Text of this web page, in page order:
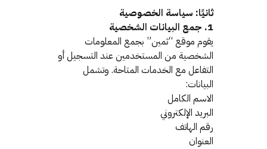
ثانيًا: سياسة الخصوصية
1. جمع البيانات الشخصية
يقوم موقع “ثمين” بجمع المعلومات
الشخصية من المستخدمين عند التسجيل أو
التفاعل مع الخدمات المتاحة. وتشمل
البيانات:
الاسم الكامل
البريد الإلكتروني
رقم الهاتف
العنوان